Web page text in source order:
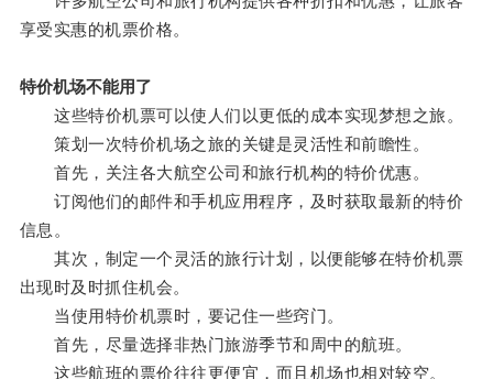
享受实惠的机票价格。
特价机场不能用了
这些特价机票可以使人们以更低的成本实现梦想之旅。
策划一次特价机场之旅的关键是灵活性和前瞻性。
首先，关注各大航空公司和旅行机构的特价优惠。
订阅他们的邮件和手机应用程序，及时获取最新的特价
信息。
其次，制定一个灵活的旅行计划，以便能够在特价机票
出现时及时抓住机会。
当使用特价机票时，要记住一些窍门。
首先，尽量选择非热门旅游季节和周中的航班。
这些航班的票价往往更便宜，而且机场也相对较空。